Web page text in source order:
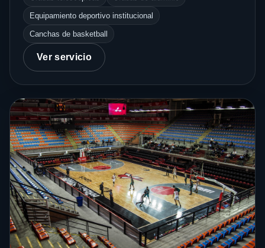
Equipamiento deportivo institucional
Canchas de basketball
Ver servicio